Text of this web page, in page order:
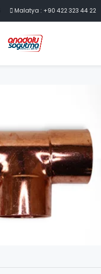
Malatya : +90 422 323 44 22